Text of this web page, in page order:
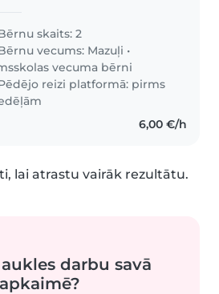
— pāris reizes mēnesī
dažām stundām. Varam tikties
pie mums mājās, gan pie
skaits: 2
vecums: Mazuļi •
vecuma bērni
reizi platformā: pirms
6,00 €/h
lai atrastu vairāk rezultātu.
darbu savā
apkaimē?